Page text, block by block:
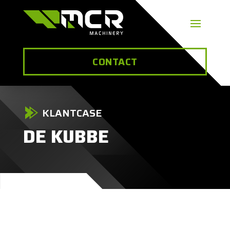
CONTACT
KLANTCASE
DE KUBBE